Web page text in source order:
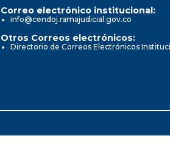
Correo electrónico institucional:
info@cendoj.ramajudicial.gov.co
Otros Correos electrónicos:
Directorio de Correos Electrónicos